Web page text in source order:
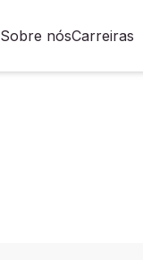
Sobre nósCarreiras